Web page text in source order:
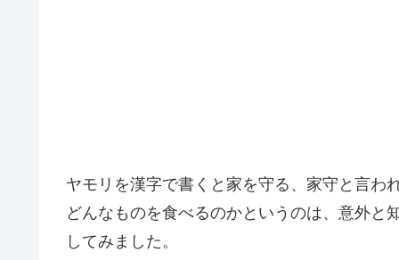
ヤモリを漢字で書くと家を守る、家守と言わ
どんなものを食べるのかというのは、意外と
してみました。